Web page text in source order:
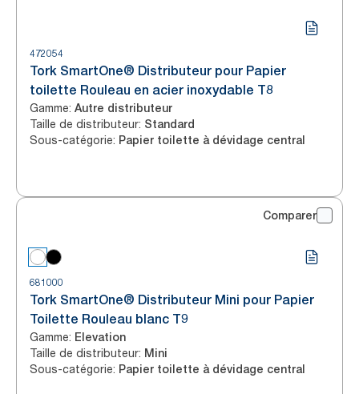
472054
Tork SmartOne® Distributeur pour Papier
toilette Rouleau en acier inoxydable T8
Gamme: Autre distributeur
Taille de distributeur: Standard
Sous-catégorie: Papier toilette à dévidage central
Comparer
681000
Tork SmartOne® Distributeur Mini pour Papier
Toilette Rouleau blanc T9
Gamme: Elevation
Taille de distributeur: Mini
Sous-catégorie: Papier toilette à dévidage central